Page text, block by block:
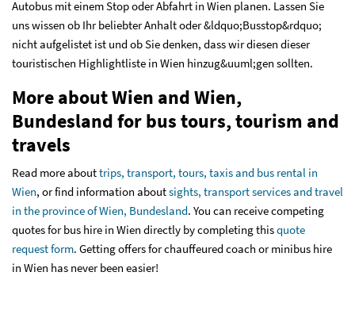
Autobus mit einem Stop oder Abfahrt in Wien planen. Lassen Sie
uns wissen ob Ihr beliebter Anhalt oder &ldquo;Busstop&rdquo;
nicht aufgelistet ist und ob Sie denken, dass wir diesen dieser
touristischen Highlightliste in Wien hinzug&uuml;gen sollten.
More about Wien and Wien,
Bundesland for bus tours, tourism and
travels
Read more abouttrips, transport, tours, taxis and bus rental in
Wien, or find information aboutsights, transport services and travel
in the province of Wien, Bundesland. You can receive competing
quotes for bus hire in Wien directly by completing thisquote
request form. Getting offers for chauffeured coach or minibus hire
in Wien has never been easier!